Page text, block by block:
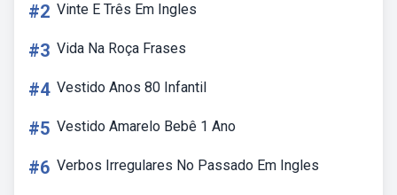
#2 Vinte E Três Em Ingles
#3 Vida Na Roça Frases
#4 Vestido Anos 80 Infantil
#5 Vestido Amarelo Bebê 1 Ano
#6 Verbos Irregulares No Passado Em Ingles